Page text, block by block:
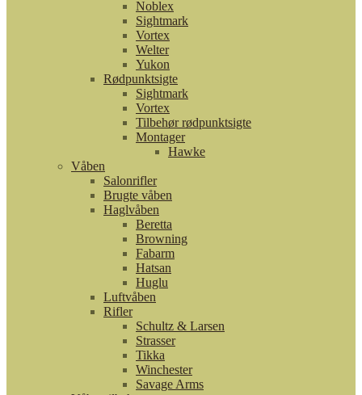
Noblex
Sightmark
Vortex
Welter
Yukon
Rødpunktsigte
Sightmark
Vortex
Tilbehør rødpunktsigte
Montager
Hawke
Våben
Salonrifler
Brugte våben
Haglvåben
Beretta
Browning
Fabarm
Hatsan
Huglu
Luftvåben
Rifler
Schultz & Larsen
Strasser
Tikka
Winchester
Savage Arms